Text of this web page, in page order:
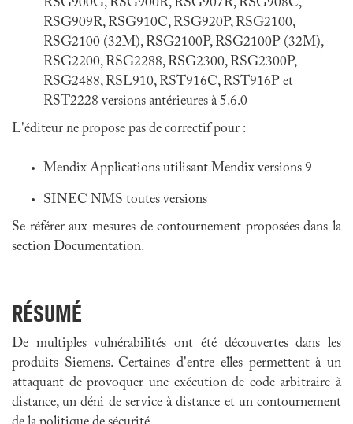
RSG900G, RSG900R, RSG907R, RSG908C,
RSG909R, RSG910C, RSG920P, RSG2100,
RSG2100 (32M), RSG2100P, RSG2100P (32M),
RSG2200, RSG2288, RSG2300, RSG2300P,
RSG2488, RSL910, RST916C, RST916P et
RST2228 versions antérieures à 5.6.0
L'éditeur ne propose pas de correctif pour :
Mendix Applications utilisant Mendix versions 9
SINEC NMS toutes versions
Se référer aux mesures de contournement proposées dans la
section Documentation.
RÉSUMÉ
De multiples vulnérabilités ont été découvertes dans les
produits Siemens. Certaines d'entre elles permettent à un
attaquant de provoquer une exécution de code arbitraire à
distance, un déni de service à distance et un contournement